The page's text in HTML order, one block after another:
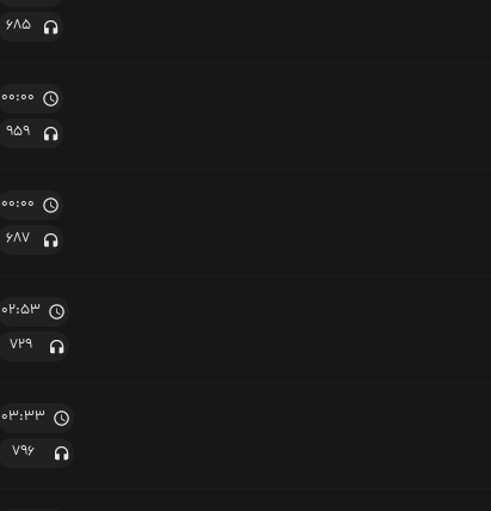
685
00:00
959
00:00
687
02:53
729
03:33
796